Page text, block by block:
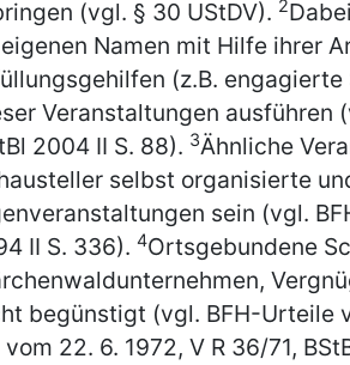
(vgl. § 30 UStDV). 2
Namen mit Hilfe ihrer
(z.B.
Veranstaltungen ausführen
2004 II S. 88). 3Ähnliche
selbst organisierte
sein (vgl.
II S. 336). 4Ortsgebundene
begünstigt (vgl. BFH-Urteile
vom 22. 6. 1972, V R 36/71,